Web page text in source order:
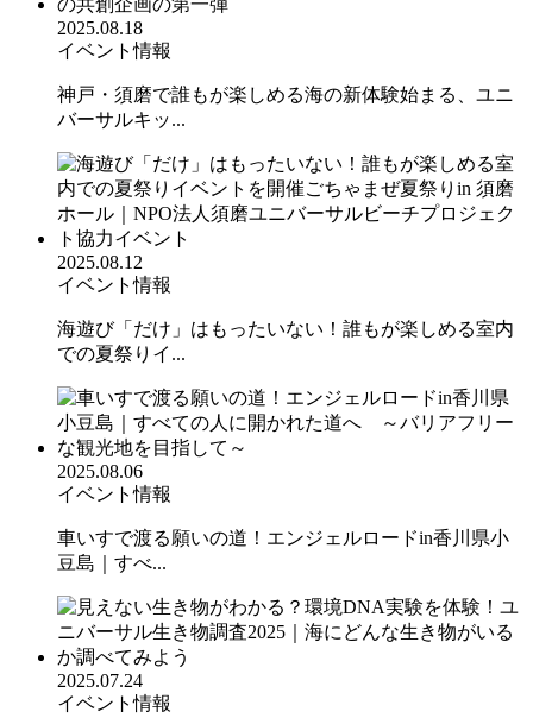
2025.08.18
イベント情報
神戸・須磨で誰もが楽しめる海の新体験始まる、ユニ
バーサルキッ...
2025.08.12
イベント情報
海遊び「だけ」はもったいない！誰もが楽しめる室内
での夏祭りイ...
2025.08.06
イベント情報
車いすで渡る願いの道！エンジェルロードin香川県小
豆島｜すべ...
2025.07.24
イベント情報